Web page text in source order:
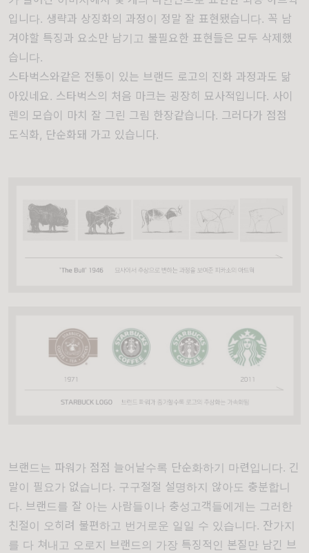
입니다. 생략과 상징화의 과정이 정말 잘 표현됐습니다. 꼭 남
겨야할 특징과 요소만 남기고 불필요한 표현들은 모두 삭제했
습니다.
스타벅스와같은 전통이 있는 브랜드 로고의 진화 과정과도 닮
아있네요. 스타벅스의 처음 마크는 굉장히 묘사적입니다. 사이
렌의 모습이 마치 잘 그린 그림 한장같습니다. 그러다가 점점
도식화, 단순화돼 가고 있습니다.
브랜드는 파워가 점점 늘어날수록 단순화하기 마련입니다. 긴
말이 필요가 없습니다. 구구절절 설명하지 않아도 충분합니
다. 브랜드를 잘 아는 사람들이나 충성고객들에게는 그러한
친절이 오히려 불편하고 번거로운 일일 수 있습니다. 잔가지
를 다 쳐내고 오로지 브랜드의 가장 특징적인 본질만 남긴 브